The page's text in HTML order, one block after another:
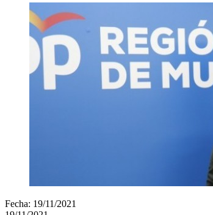
Fecha: 19/11/2021